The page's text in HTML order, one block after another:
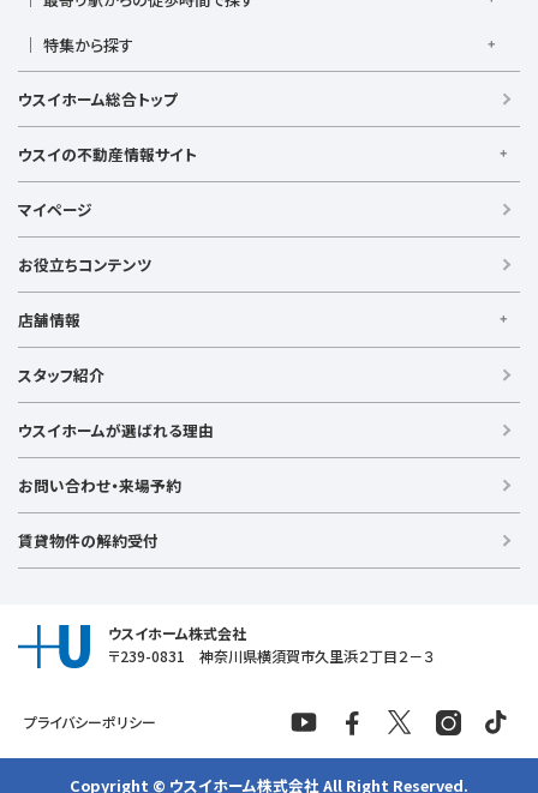
小田急江ノ島線
ブルーライン
みなとみらい線
相鉄いずみ野線
相模鉄道新横浜線
江ノ島電鉄
湘南モノレール
根岸駅
平塚駅
横須賀中央駅
横浜駅
4,000万円台
5,000万円台
8,000万円台
駅徒歩7分以内
駅徒歩20分以内
駅徒歩21分以上
特集から探す
ペット相談可
リフォーム・リノベーション済
LDK15畳以上
浴室乾燥機付き
キッチン充実
ウスイホーム総合トップ
ウスイの不動産情報サイト
【借りる】
賃貸住宅
事業用賃貸
【買う】
新築戸建て
土地
投資物件
ラグジュアリー物件
【売る】
マイページ
お役立ちコンテンツ
店舗情報
【横浜エリア】
金沢文庫店
上大岡店 戸塚店 新横浜店
港北ニュータウン店
【湘南エリア】
追浜店
衣笠店
横須賀中央店
スタッフ紹介
ウスイホームが選ばれる理由
お問い合わせ・来場予約
賃貸物件の解約受付
ウスイホーム株式会社
〒239-0831 神奈川県横須賀市久里浜２丁目２－３
プライバシーポリシー
Copyright © ウスイホーム株式会社 All Right Reserved.